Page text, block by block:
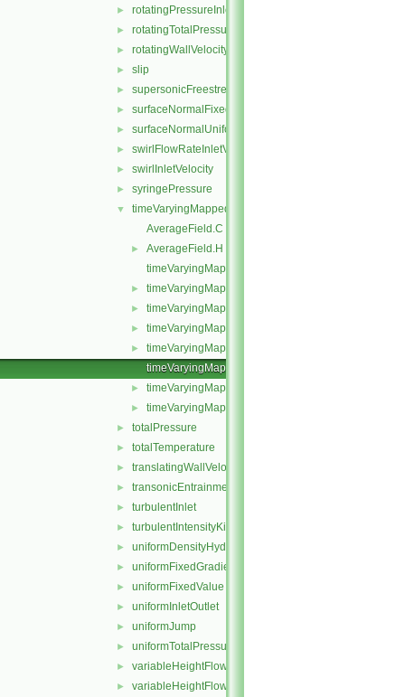
► rotatingPressureInletOutletVelocity
► rotatingTotalPressure
► rotatingWallVelocity
► slip
► supersonicFreestream
► surfaceNormalFixedValue
► surfaceNormalUniformFixedValue
► swirlFlowRateInletVelocity
► swirlInletVelocity
► syringePressure
▼
timeVaryingMappedFixedValue
AverageField.C
►
AverageField.H
timeVaryingMappedFixedValueFvPatchField.C
► timeVaryingMappedFixedValueFvPatchField.H
► timeVaryingMappedFixedValueFvPatchFields.C
► timeVaryingMappedFixedValueFvPatchFields.H
►
timeVaryingMappedFixedValueFvPatchFieldsFwd.H
timeVaryingMappedFvPatchField.C
► timeVaryingMappedFvPatchField.H
► timeVaryingMappedFvPatchFieldName.C
► totalPressure
► totalTemperature
► translatingWallVelocity
► transonicEntrainmentPressure
► turbulentInlet
► turbulentIntensityKineticEnergyInlet
► uniformDensityHydrostaticPressure
► uniformFixedGradient
► uniformFixedValue
► uniformInletOutlet
► uniformJump
► uniformTotalPressure
► variableHeightFlowRate
► variableHeightFlowRateInletVelocity